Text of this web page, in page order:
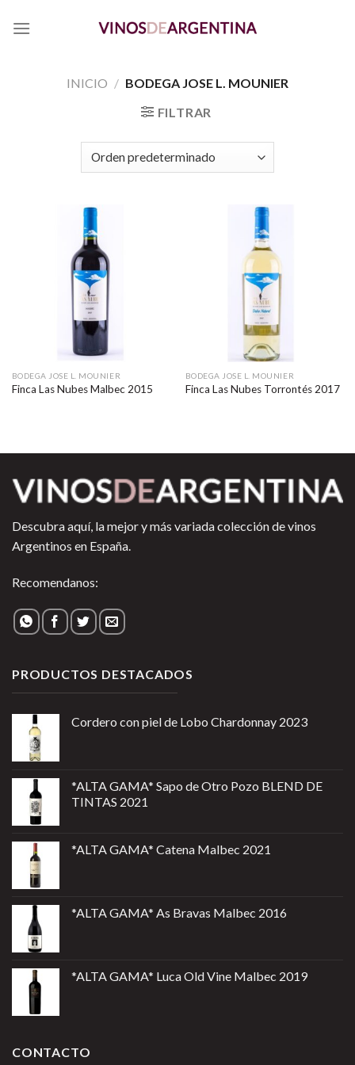
INICIO / BODEGA JOSE L. MOUNIER
FILTRAR
BODEGA JOSE L. MOUNIER
Finca Las Nubes Malbec 2015
BODEGA JOSE L. MOUNIER
Finca Las Nubes Torrontés 2017
Descubra aquí, la mejor y más variada colección de vinos
Argentinos en España.
Recomendanos:
PRODUCTOS DESTACADOS
Cordero con piel de Lobo Chardonnay 2023
*ALTA GAMA* Sapo de Otro Pozo BLEND DE
TINTAS 2021
*ALTA GAMA* Catena Malbec 2021
*ALTA GAMA* As Bravas Malbec 2016
*ALTA GAMA* Luca Old Vine Malbec 2019
CONTACTO